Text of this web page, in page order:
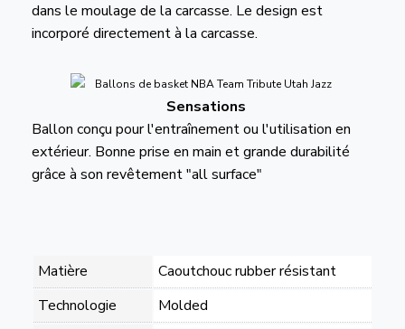
dans le moulage de la carcasse. Le design est
incorporé directement à la carcasse.
Sensations
Ballon conçu pour l'entraînement ou l'utilisation en
extérieur. Bonne prise en main et grande durabilité
grâce à son revêtement "all surface"
Matière
Caoutchouc rubber résistant
Technologie
Molded